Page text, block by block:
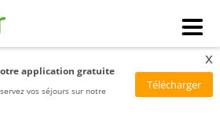
application gratuite
vos séjours sur notre
x